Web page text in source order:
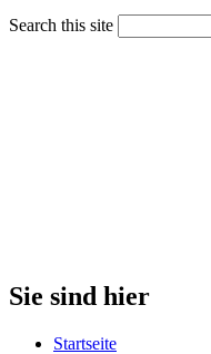
Search this site
Sie sind hier
Startseite